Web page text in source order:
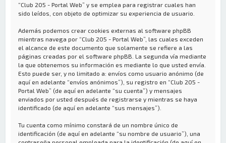
“Club 205 - Portal Web” y se emplea para registrar cuales han
sido leídos, con objeto de optimizar su experiencia de usuario.
Además podemos crear cookies externas al software phpBB
mientras navega por “Club 205 - Portal Web”, las cuales exceden
el alcance de este documento que solamente se refiere a las
páginas creadas por el software phpBB. La segunda vía mediante
la que obtenemos su información es mediante lo que usted envía.
Esto puede ser, y no limitado a: envíos como usuario anónimo (de
aquí en adelante “envíos anónimos”), su registro en “Club 205 -
Portal Web” (de aquí en adelante “su cuenta”) y mensajes
enviados por usted después de registrarse y mientras se haya
identificado (de aquí en adelante “sus mensajes”).
Tu cuenta como mínimo constará de un nombre único de
identificación (de aquí en adelante “su nombre de usuario”), una